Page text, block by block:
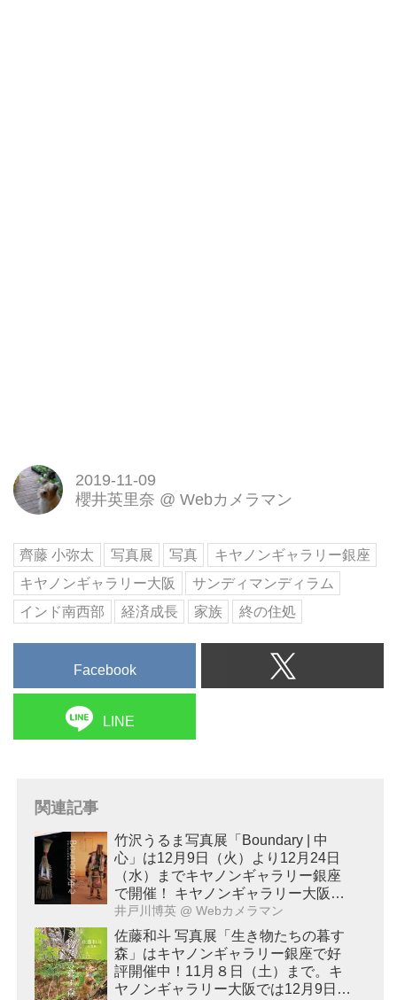
2019-11-09
櫻井英里奈 @ Webカメラマン
齊藤 小弥太 写真展 写真
キヤノンギャラリー銀座
キヤノンギャラリー大阪
サンディマンディラム
インド南西部
経済成長 家族 終の住処
Facebook
LINE
関連記事
竹沢うるま写真展「Boundary | 中
心」は12月9日（火）より12月24日
（水）までキヤノンギャラリー銀座
で開催！ キヤノンギャラリー大阪で
は2026年2月17日（火）～2月28日
（土）に開催予定！
井戸川博英 @ Webカメラマン
佐藤和斗 写真展「生き物たちの暮す
森」はキヤノンギャラリー銀座で好
評開催中！11月８日（土）まで。キ
ヤノンギャラリー大阪では12月9日